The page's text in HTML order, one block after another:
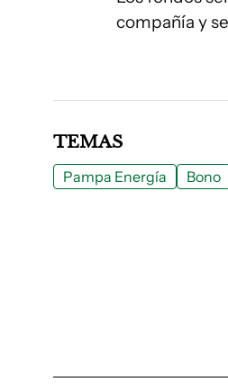
compañía y
TEMAS
Pampa Energía Bono